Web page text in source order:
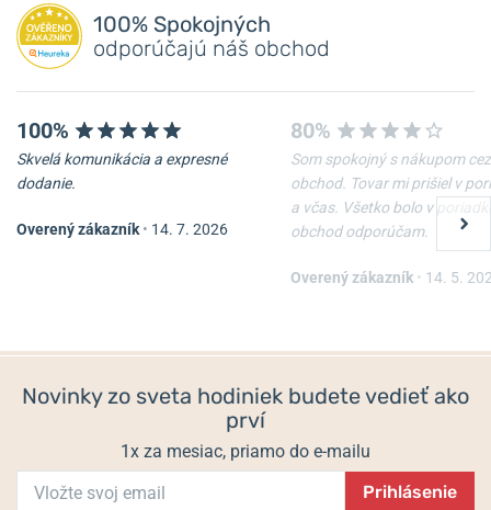
100% Spokojných
odporúčajú náš obchod
100%
Skvelá komunikácia a expresné
dodanie.
Overený zákazník • 14. 7. 2026
80%
Som spokojný s nákupom cez
obchod. Tovar mi prišiel v
a včas. Všetko bolo v
obchod odporúčam.
Overený zákazník • 14. 5.
Novinky zo sveta hodiniek budete vedieť ako
prví
1x za mesiac, priamo do e-mailu
Prihlásenie